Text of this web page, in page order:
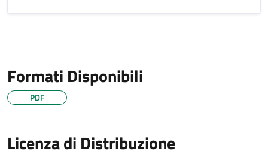
Formati Disponibili
PDF
Licenza di Distribuzione